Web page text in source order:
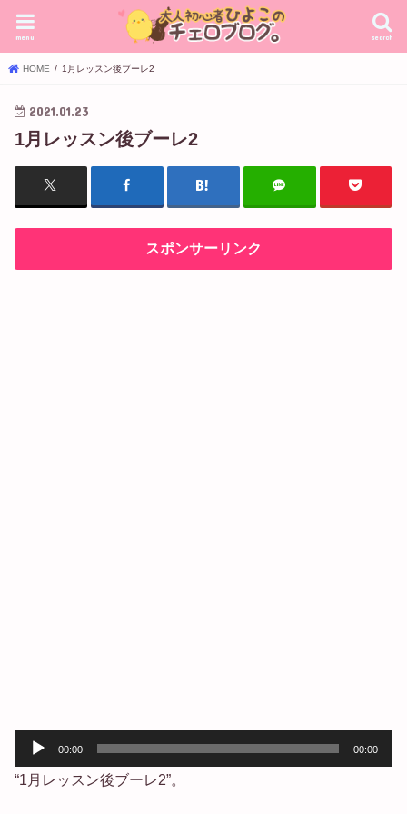
search
menu
HOME 1月レッスン後ブーレ2
2021.01.23
1月レッスン後ブーレ2
スポンサーリンク
プ
00:00 00:00
“1月レッスン後ブーレ2”。